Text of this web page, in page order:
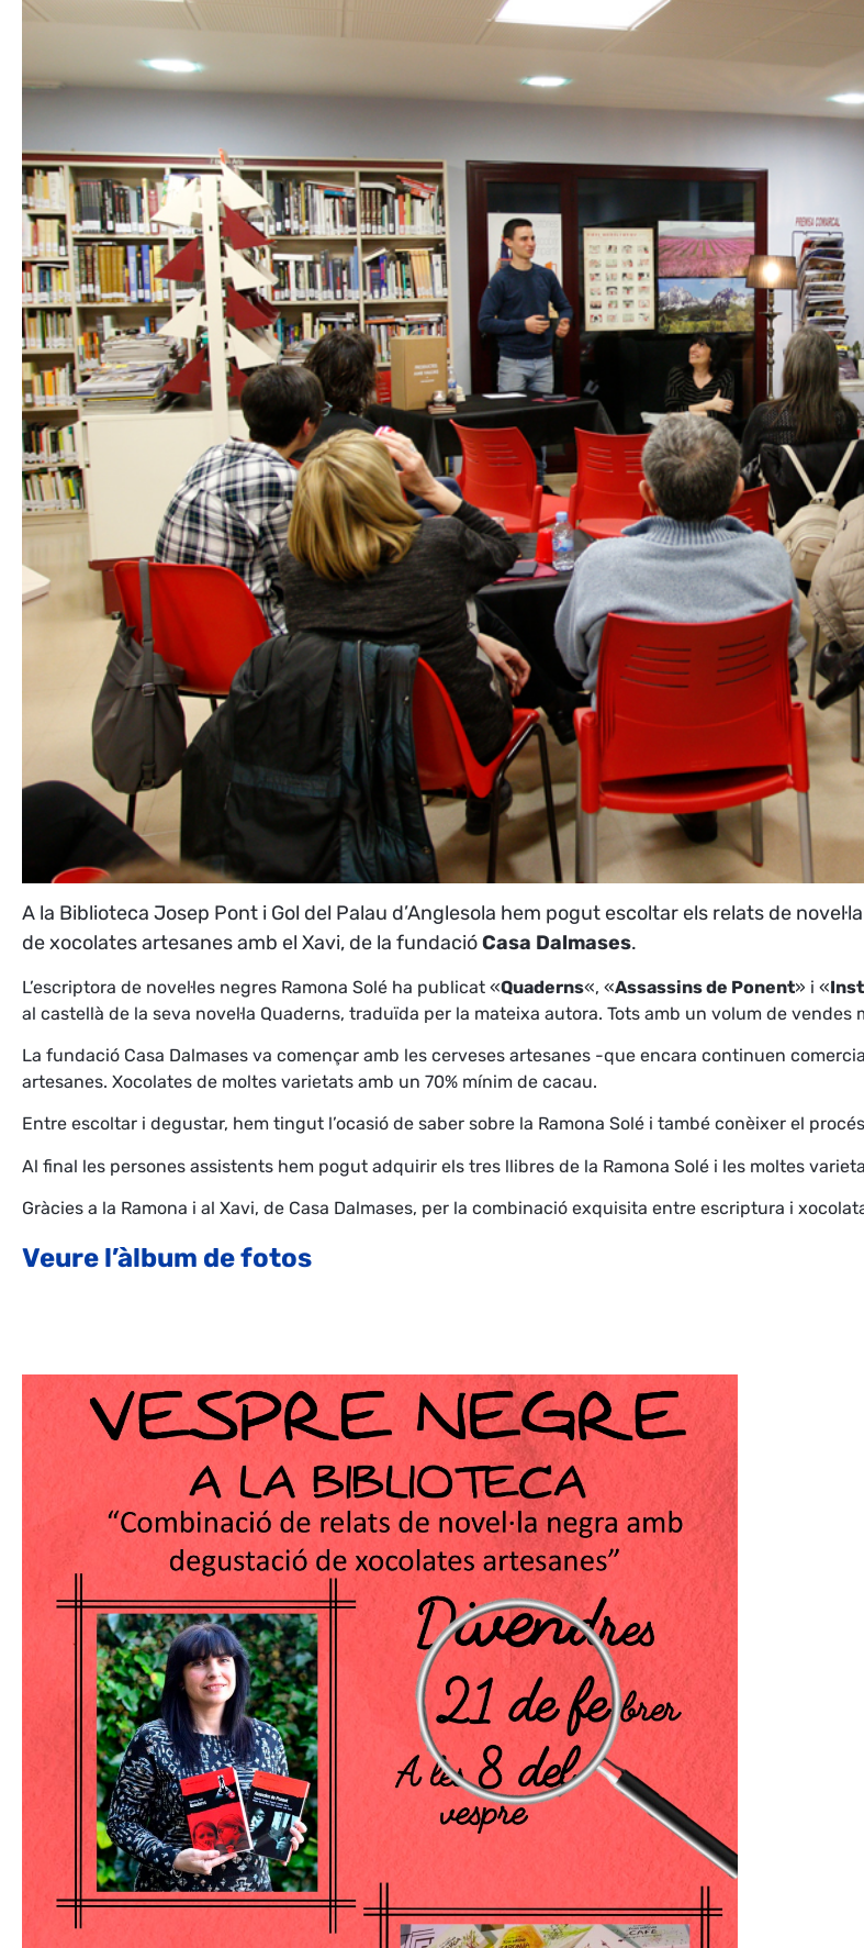
A la Biblioteca Josep Pont i Gol del Palau d’Anglesola hem pogut escoltar els relats de
de xocolates artesanes amb el Xavi, de la fundacióCasa Dalmases.
L’escriptora de novel·les negres Ramona Solé ha publicat «Quaderns«, «Assassins de Ponent» i «
al castellà de la seva novel·la Quaderns, traduïda per la mateixa autora. Tots amb un volum de vendes
La fundació Casa Dalmases va començar amb les cerveses artesanes -que encara continuen
artesanes. Xocolates de moltes varietats amb un 70% mínim de cacau.
Entre escoltar i degustar, hem tingut l’ocasió de saber sobre la Ramona Solé i també conèixer el
Al final les persones assistents hem pogut adquirir els tres llibres de la Ramona Solé i les moltes
Gràcies a la Ramona i al Xavi, de Casa Dalmases, per la combinació exquisita entre escriptura i
Veure l’àlbum de fotos